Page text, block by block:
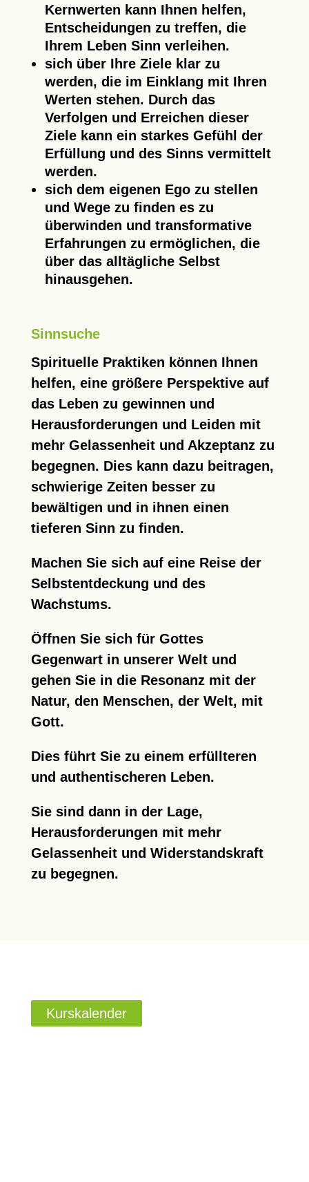
Kernwerten kann Ihnen helfen,
Entscheidungen zu treffen, die
Ihrem Leben Sinn verleihen.
sich über Ihre Ziele klar zu
werden, die im Einklang mit Ihren
Werten stehen. Durch das
Verfolgen und Erreichen dieser
Ziele kann ein starkes Gefühl der
Erfüllung und des Sinns vermittelt
werden.
sich dem eigenen Ego zu stellen
und Wege zu finden es zu
überwinden und transformative
Erfahrungen zu ermöglichen, die
über das alltägliche Selbst
hinausgehen.
Sinnsuche
Spirituelle Praktiken können Ihnen
helfen, eine größere Perspektive auf
das Leben zu gewinnen und
Herausforderungen und Leiden mit
mehr Gelassenheit und Akzeptanz zu
begegnen. Dies kann dazu beitragen,
schwierige Zeiten besser zu
bewältigen und in ihnen einen
tieferen Sinn zu finden.
Machen Sie sich auf eine Reise der
Selbstentdeckung und des
Wachstums.
Öffnen Sie sich für Gottes
Gegenwart in unserer Welt und
gehen Sie in die Resonanz mit der
Natur, den Menschen, der Welt, mit
Gott.
Dies führt Sie zu einem erfüllteren
und authentischeren Leben.
Sie sind dann in der Lage,
Herausforderungen mit mehr
Gelassenheit und Widerstandskraft
zu begegnen.
Kurskalender